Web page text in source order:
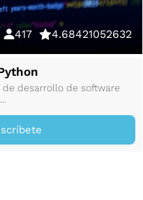
417 4.68421052632
desarrollo de software